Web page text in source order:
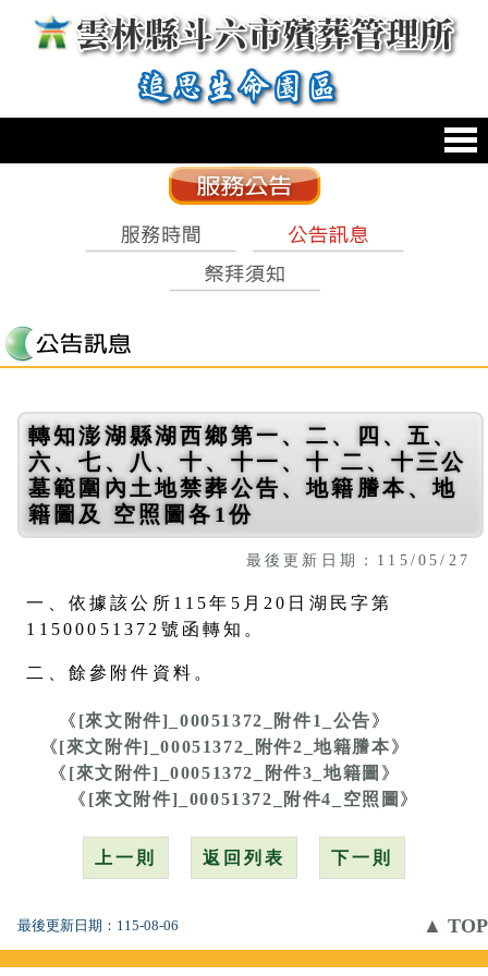
跳到主要內容區塊
轉知澎湖縣湖西鄉第一、二、四、五、
六、七、八、十、十一、十 二、十三公
墓範圍內土地禁葬公告、地籍謄本、地
籍圖及 空照圖各1份
最後更新日期：115/05/27
一、依據該公所115年5月20日湖民字第
11500051372號函轉知。
二、餘參附件資料。
《 [來文附件]_00051372_附件1_公告》
《[來文附件]_00051372_附件2_地籍謄本》
《 [來文附件]_00051372_附件3_地籍圖 》
《 [來文附件]_00051372_附件4_空照圖 》
上一則 返回列表 下一則
最後更新日期： 115-08-06 ▲ TOP